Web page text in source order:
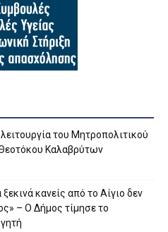
του Μητροπολιτικού
Καλαβρύτων
κανείς από το Αίγιο δεν
– O Δήμος τίμησε το